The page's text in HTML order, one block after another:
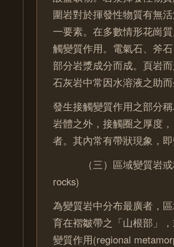
圍岩對於揮發性物質有無
一要素。在多數情形花崗
觸變質作用。電氣石、斧
部分岩漿成分而成。頁岩
石灰岩中常因水溶液之助而
發生接觸變質作用之部分
岩體之外，接觸圈之厚度
者。其內常有帶狀現象，即
（三）區域變質岩或稱
rocks)
為變質岩中分布最廣者，
育在褶皺帶之「山根部」
變質作用(regional